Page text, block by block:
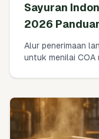
Sayuran
2026
Alur penerimaan
untuk menilai
2026. Cara
pengujian, dan
—serta langkah